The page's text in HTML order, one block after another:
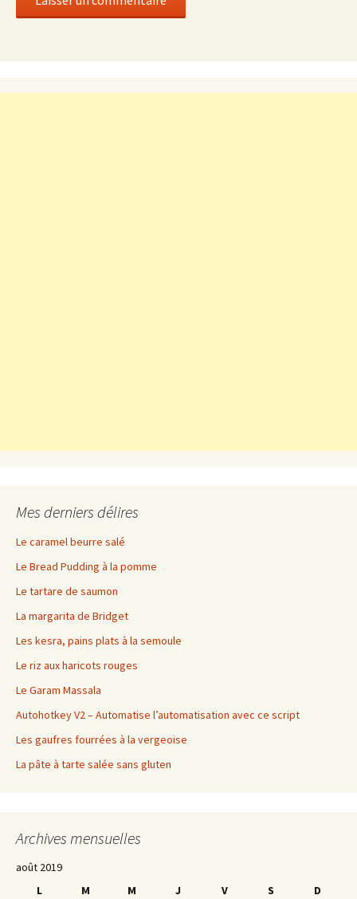
Mes derniers délires
Le caramel beurre salé
Le Bread Pudding à la pomme
Le tartare de saumon
La margarita de Bridget
Les kesra, pains plats à la semoule
Le riz aux haricots rouges
Le Garam Massala
Autohotkey V2 – Automatise l’automatisation avec ce script
Les gaufres fourrées à la vergeoise
La pâte à tarte salée sans gluten
Archives mensuelles
août 2019
L
M M J V S D